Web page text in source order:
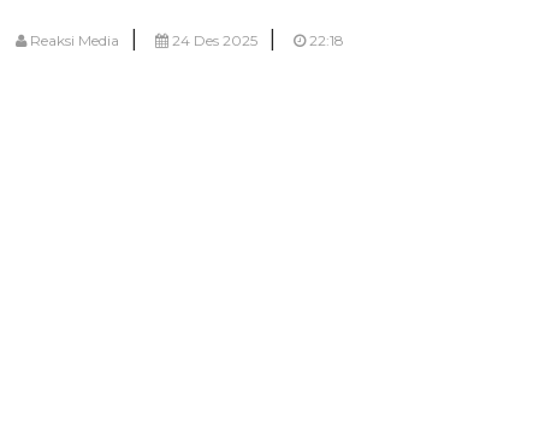
Reaksi Media | 24 Des 2025 | 22:18